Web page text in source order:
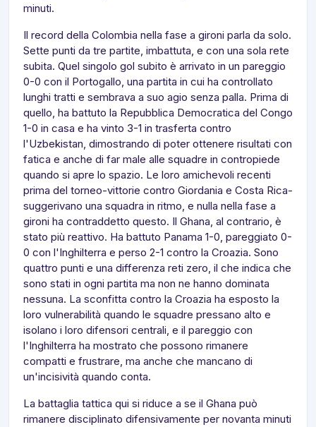
minuti.
Il record della Colombia nella fase a gironi parla da solo.
Sette punti da tre partite, imbattuta, e con una sola rete
subita. Quel singolo gol subito è arrivato in un pareggio
0-0 con il Portogallo, una partita in cui ha controllato
lunghi tratti e sembrava a suo agio senza palla. Prima di
quello, ha battuto la Repubblica Democratica del Congo
1-0 in casa e ha vinto 3-1 in trasferta contro
l'Uzbekistan, dimostrando di poter ottenere risultati con
fatica e anche di far male alle squadre in contropiede
quando si apre lo spazio. Le loro amichevoli recenti
prima del torneo-vittorie contro Giordania e Costa Rica-
suggerivano una squadra in ritmo, e nulla nella fase a
gironi ha contraddetto questo. Il Ghana, al contrario, è
stato più reattivo. Ha battuto Panama 1-0, pareggiato 0-
0 con l'Inghilterra e perso 2-1 contro la Croazia. Sono
quattro punti e una differenza reti zero, il che indica che
sono stati in ogni partita ma non ne hanno dominata
nessuna. La sconfitta contro la Croazia ha esposto la
loro vulnerabilità quando le squadre pressano alto e
isolano i loro difensori centrali, e il pareggio con
l'Inghilterra ha mostrato che possono rimanere
compatti e frustrare, ma anche che mancano di
un'incisività quando conta.
La battaglia tattica qui si riduce a se il Ghana può
rimanere disciplinato difensivamente per novanta minuti